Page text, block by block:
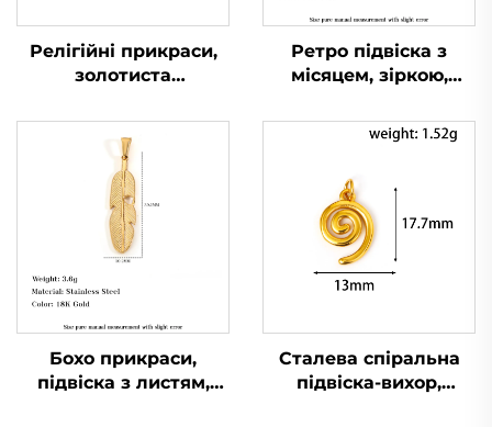
Релігійні прикраси,
золотиста
молящими руками у
колі, чоловіча
брелок-підвіска
Ретро підвіска з
місяцем, зіркою,
18-каратному золоті,
порожниста
природною
тематикою
Бохо прикраси,
підвіска з листям,
Сталева спіральна
підвіска-вихор,